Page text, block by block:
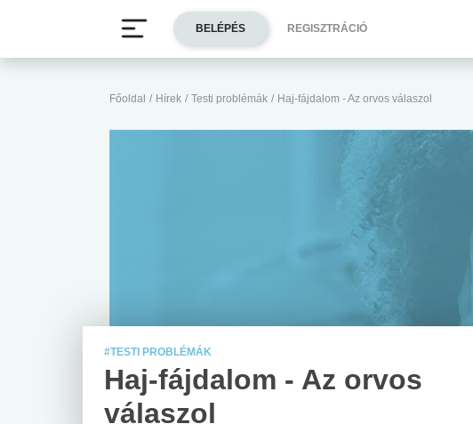
Főoldal / Hírek / Testi problémák / Haj-fájdalom - Az orvos válaszol
#TESTI PROBLÉMÁK
Haj-fájdalom - Az orvos
válaszol
BELÉPÉS REGISZTRÁCIÓ